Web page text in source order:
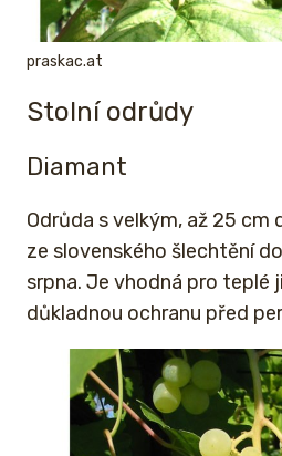
praskac.at
Stolní odrůdy
Diamant
Odrůda s velkým, až 25
ze slovenského šlechtění
srpna. Je vhodná pro teplé
důkladnou ochranu před